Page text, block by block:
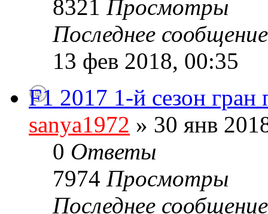
8321 Просмотры
Последнее
13 фев 2018, 00:35
F1 2017 1-й сезон
sanya1972 » 30 янв
0 Ответы
7974 Просмотры
Последнее